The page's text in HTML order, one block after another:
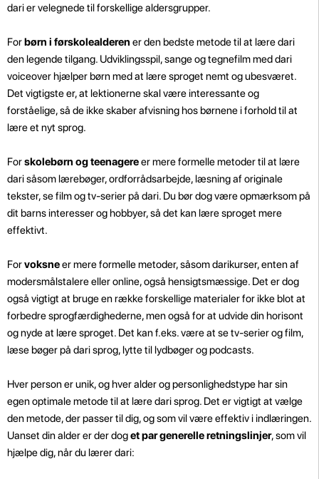
dari er velegnede til forskellige aldersgrupper.
Forbørn i førskolealderen er den bedste metode til at lære dari
den legende tilgang. Udviklingsspil, sange og tegnefilm med dari
voiceover hjælper børn med at lære sproget nemt og ubesværet.
Det vigtigste er, at lektionerne skal være interessante og
forståelige, så de ikke skaber afvisning hos børnene i forhold til at
lære et nyt sprog.
Forskolebørn og teenagereer mere formelle metoder til at lære
dari såsom lærebøger, ordforrådsarbejde, læsning af originale
tekster, se film og tv-serier på dari. Du bør dog være opmærksom på
dit barns interesser og hobbyer, så det kan lære sproget mere
effektivt.
Forvoksneer mere formelle metoder, såsom darikurser, enten af
modersmålstalere eller online, også hensigtsmæssige. Det er dog
også vigtigt at bruge en række forskellige materialer for ikke blot at
forbedre sprogfærdighederne, men også for at udvide din horisont
og nyde at lære sproget. Det kan f.eks. være at se tv-serier og film,
læse bøger på dari sprog, lytte til lydbøger og podcasts.
Hver person er unik, og hver alder og personlighedstype har sin
egen optimale metode til at lære dari sprog. Det er vigtigt at vælge
den metode, der passer til dig, og som vil være effektiv i indlæringen.
Uanset din alder er der doget par generelle retningslinjer, som vil
hjælpe dig, når du lærer dari: